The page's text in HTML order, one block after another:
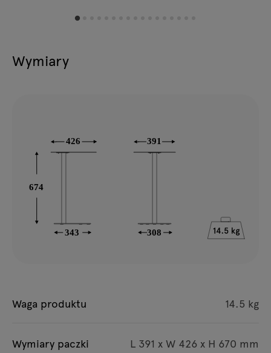
Wymiary
Waga produktu 14.5 kg
Wymiary paczki L 391 x W 426 x H 670 mm